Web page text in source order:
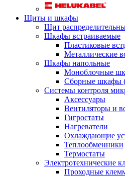
Щиты и шкафы
Щит
Шкафы встраиваемые
Пластиковые
Металлические
Шкафы напольные
Моноблочные
Сборные шкафы
Системы контроля
Аксессуары
Вентиляторы и
Гигростаты
Нагреватели
Охлаждающие
Теплообменники
Термостаты
Электротехнические
Проходные